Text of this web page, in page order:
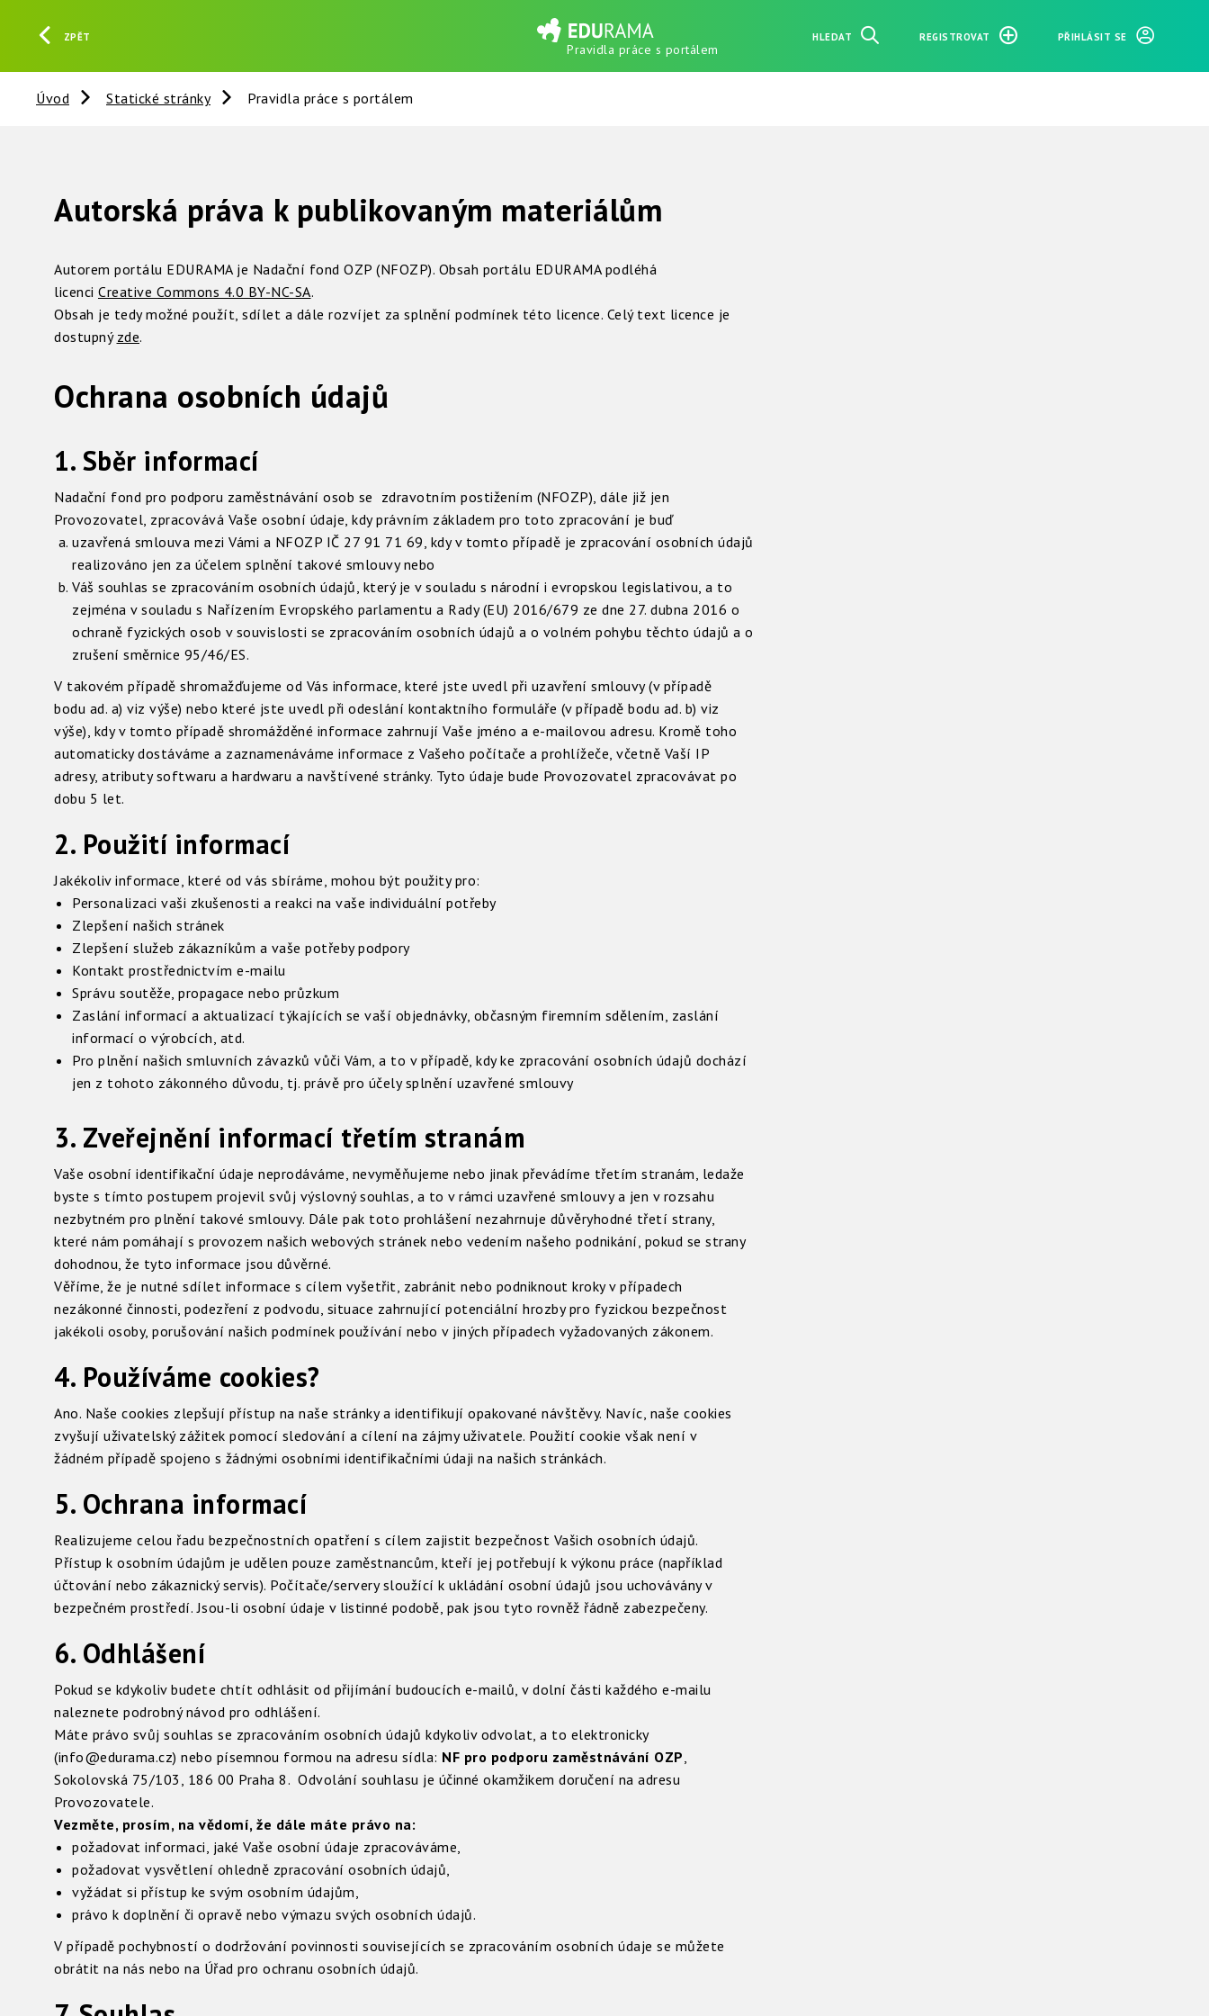
ZPĚT
Pravidla práce s portálem
HLEDAT REGISTROVAT PŘIHLÁSIT SE
Úvod Statické stránky Pravidla práce s portálem
Autorská práva k publikovaným materiálům
Autorem portálu EDURAMA je Nadační fond OZP (NFOZP). Obsah portálu EDURAMA podléhá
licenci Creative Commons 4.0 BY-NC-SA.
Obsah je tedy možné použít, sdílet a dále rozvíjet za splnění podmínek této licence. Celý text licence je
dostupný zde.
Ochrana osobních údajů
1. Sběr informací
Nadační fond pro podporu zaměstnávání osob se zdravotním postižením (NFOZP), dále již jen
Provozovatel, zpracovává Vaše osobní údaje, kdy právním základem pro toto zpracování je buď
uzavřená smlouva mezi Vámi a NFOZP IČ 27 91 71 69, kdy v tomto případě je zpracování osobních údajů
realizováno jen za účelem splnění takové smlouvy nebo
Váš souhlas se zpracováním osobních údajů, který je v souladu s národní i evropskou legislativou, a to
zejména v souladu s Nařízením Evropského parlamentu a Rady (EU) 2016/679 ze dne 27. dubna 2016 o
ochraně fyzických osob v souvislosti se zpracováním osobních údajů a o volném pohybu těchto údajů a o
zrušení směrnice 95/46/ES.
V takovém případě shromažďujeme od Vás informace, které jste uvedl při uzavření smlouvy (v případě
bodu ad. a) viz výše) nebo které jste uvedl při odeslání kontaktního formuláře (v případě bodu ad. b) viz
výše), kdy v tomto případě shromážděné informace zahrnují Vaše jméno a e-mailovou adresu. Kromě toho
automaticky dostáváme a zaznamenáváme informace z Vašeho počítače a prohlížeče, včetně Vaší IP
adresy, atributy softwaru a hardwaru a navštívené stránky. Tyto údaje bude Provozovatel zpracovávat po
dobu 5 let.
2. Použití informací
Jakékoliv informace, které od vás sbíráme, mohou být použity pro:
Personalizaci vaši zkušenosti a reakci na vaše individuální potřeby
Zlepšení našich stránek
Zlepšení služeb zákazníkům a vaše potřeby podpory
Kontakt prostřednictvím e-mailu
Správu soutěže, propagace nebo průzkum
Zaslání informací a aktualizací týkajících se vaší objednávky, občasným firemním sdělením, zaslání
informací o výrobcích, atd.
Pro plnění našich smluvních závazků vůči Vám, a to v případě, kdy ke zpracování osobních údajů dochází
jen z tohoto zákonného důvodu, tj. právě pro účely splnění uzavřené smlouvy
3. Zveřejnění informací třetím stranám
Vaše osobní identifikační údaje neprodáváme, nevyměňujeme nebo jinak převádíme třetím stranám, ledaže
byste s tímto postupem projevil svůj výslovný souhlas, a to v rámci uzavřené smlouvy a jen v rozsahu
nezbytném pro plnění takové smlouvy. Dále pak toto prohlášení nezahrnuje důvěryhodné třetí strany,
které nám pomáhají s provozem našich webových stránek nebo vedením našeho podnikání, pokud se strany
dohodnou, že tyto informace jsou důvěrné.
Věříme, že je nutné sdílet informace s cílem vyšetřit, zabránit nebo podniknout kroky v případech
nezákonné činnosti, podezření z podvodu, situace zahrnující potenciální hrozby pro fyzickou bezpečnost
jakékoli osoby, porušování našich podmínek používání nebo v jiných případech vyžadovaných zákonem.
4. Používáme cookies?
Ano. Naše cookies zlepšují přístup na naše stránky a identifikují opakované návštěvy. Navíc, naše cookies
zvyšují uživatelský zážitek pomocí sledování a cílení na zájmy uživatele. Použití cookie však není v
žádném případě spojeno s žádnými osobními identifikačními údaji na našich stránkách.
5. Ochrana informací
Realizujeme celou řadu bezpečnostních opatření s cílem zajistit bezpečnost Vašich osobních údajů.
Přístup k osobním údajům je udělen pouze zaměstnancům, kteří jej potřebují k výkonu práce (například
účtování nebo zákaznický servis). Počítače/servery sloužící k ukládání osobní údajů jsou uchovávány v
bezpečném prostředí. Jsou-li osobní údaje v listinné podobě, pak jsou tyto rovněž řádně zabezpečeny.
6. Odhlášení
Pokud se kdykoliv budete chtít odhlásit od přijímání budoucích e-mailů, v dolní části každého e-mailu
naleznete podrobný návod pro odhlášení.
Máte právo svůj souhlas se zpracováním osobních údajů kdykoliv odvolat, a to elektronicky
(info@edurama.cz) nebo písemnou formou na adresu sídla: NF pro podporu zaměstnávání OZP,
Sokolovská 75/103, 186 00 Praha 8. Odvolání souhlasu je účinné okamžikem doručení na adresu
Provozovatele.
Vezměte, prosím, na vědomí, že dále máte právo na:
požadovat informaci, jaké Vaše osobní údaje zpracováváme,
požadovat vysvětlení ohledně zpracování osobních údajů,
vyžádat si přístup ke svým osobním údajům,
právo k doplnění či opravě nebo výmazu svých osobních údajů.
V případě pochybností o dodržování povinnosti souvisejících se zpracováním osobních údaje se můžete
obrátit na nás nebo na Úřad pro ochranu osobních údajů.